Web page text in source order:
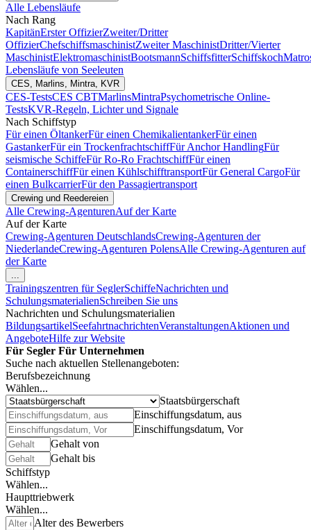
Alle Lebensläufe
Nach Rang
KapitänErster OffizierZweiter/Dritter
OffizierChefschiffsmaschinistZweiter MaschinistDritter/Vierter
MaschinistElektromaschinistBootsmannSchiffsfitterSchiffskoch
Lebensläufe von Seeleuten
CES, Marlins, Mintra, KVR
CES-TestsCES CBTMarlinsMintraPsychometrische Online-
TestsKVR-Regeln, Lichter und Signale
Nach Schiffstyp
Für einen ÖltankerFür einen ChemikalientankerFür einen
GastankerFür ein TrockenfrachtschiffFür Anchor HandlingFür
seismische SchiffeFür Ro-Ro FrachtschiffFür einen
ContainerschiffFür einen KühlschifftransportFür General CargoFür
einen BulkcarrierFür den Passagiertransport
Crewing und Reedereien
Alle Crewing-AgenturenAuf der Karte
Auf der Karte
Crewing-Agenturen DeutschlandsCrewing-Agenturen der
NiederlandeCrewing-Agenturen PolensAlle Crewing-Agenturen auf
der Karte
...
Trainingszentren für SeglerSchiffeNachrichten und
SchulungsmaterialienSchreiben Sie uns
Nachrichten und Schulungsmaterialien
BildungsartikelSeefahrtnachrichtenVeranstaltungenAktionen und
AngeboteHilfe zur Website
Für Segler Für Unternehmen
Suche nach aktuellen Stellenangeboten:
Berufsbezeichnung
Wählen...
Staatsbürgerschaft
Einschiffungsdatum, aus
Einschiffungsdatum, Vor
Gehalt von
Gehalt bis
Schiffstyp
Wählen...
Haupttriebwerk
Wählen...
Alter des Bewerbers